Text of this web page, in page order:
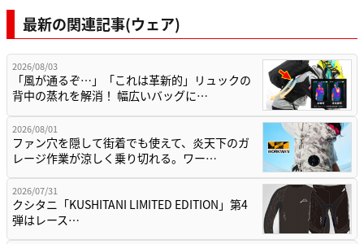
最新の関連記事(ウェア)
2026/08/03
「風が通るぞ…」「これは革新的」リュックの
背中の蒸れを解消！ 幅広いバッグに…
2026/08/01
ファン穴を隠して街着でも使えて、炎天下のガ
レージ作業が涼しく乗り切れる。ワー…
2026/07/31
クシタニ「KUSHITANI LIMITED EDITION」第4
弾はレース…